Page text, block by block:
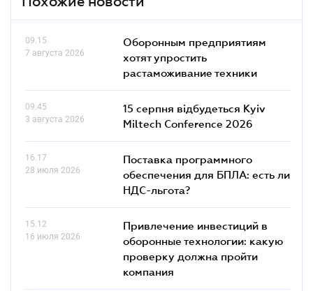
09.15
7 августа 2026
Оборонным предприятиям
хотят упростить
растаможивание техники
09.45
3 августа 2026
15 серпня відбудеться Kyiv
Miltech Conference 2026
16.17
28 июля 2026
Поставка программного
обеспечения для БПЛА: есть ли
НДС-льгота?
15.12
16 июля 2026
Привлечение инвестиций в
оборонные технологии: какую
проверку должна пройти
компания